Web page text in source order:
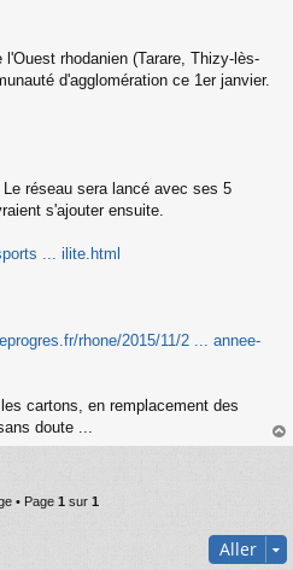
rhodanien (Tarare, Thizy-lès-
d'agglomération ce 1er janvier.
réseau sera lancé avec ses 5
s'ajouter ensuite.
... ilite.html
rhone/2015/11/2 ... annee-
cartons, en remplacement des
doute ...
au
• Page 1 sur 1
Aller